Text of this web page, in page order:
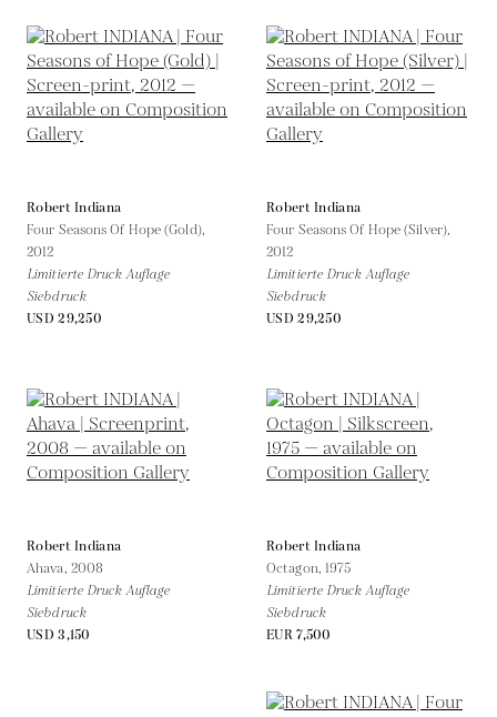
Robert Indiana
Four Seasons Of Hope (Gold),
2012
Limitierte Druck Auflage
Siebdruck
USD 29,250
Robert Indiana
Four Seasons Of Hope (Silver),
2012
Limitierte Druck Auflage
Siebdruck
USD 29,250
Robert Indiana
Ahava, 2008
Limitierte Druck Auflage
Siebdruck
USD 3,150
Robert Indiana
Octagon, 1975
Limitierte Druck Auflage
Siebdruck
EUR 7,500